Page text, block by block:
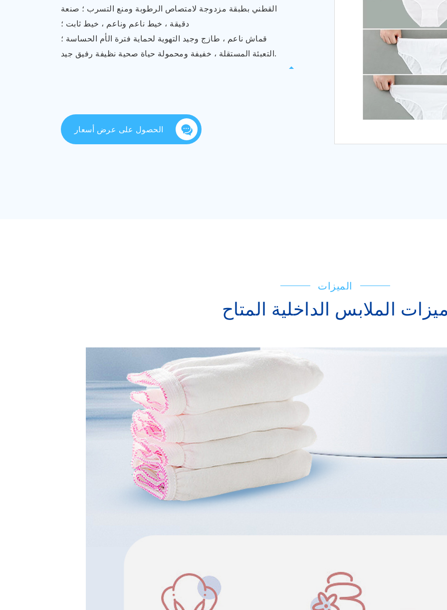
القطني بطبقة مزدوجة لامتصاص الرطوبة ومنع التسرب ؛ صنعة
دقيقة ، خيط ناعم وناعم ، خيط ثابت ؛
قماش ناعم ، طازج وجيد التهوية لحماية فترة الأم الحساسة ؛
التعبئة المستقلة ، خفيفة ومحمولة حياة صحية نظيفة رفيق جيد.
الميزات
الملابس الداخلية المتاح